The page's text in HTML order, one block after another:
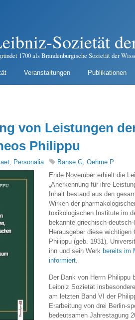
Sozietät
1700 als Brandenburgische Sozietät der
Veranstaltungen Publikationen
von Leistungen
Philippu
Personalia Banse.G Oehme.P
Ende November erhielt die
„Anerkennung für ihre
Inhalt bestand aus den
Wirken der
toxikologischen Institute im
bekannte griechisch-
Herausgeber diese
Philippu (geb. 1931),
ihn und sein Werk bereits im
informiert
Der Dank von Herrn Philippu
Leibniz Sozietät
am letzten Band VI der
Erarbeitung von drei Berlin-
bedeutsamen Jahrestagung